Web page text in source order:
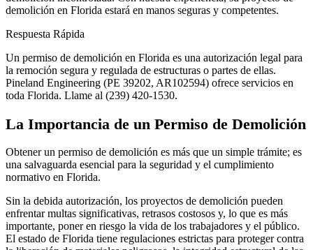
demolición en Florida estará en manos seguras y competentes.
Respuesta Rápida
Un permiso de demolición en Florida es una autorización legal para
la remoción segura y regulada de estructuras o partes de ellas.
Pineland Engineering (PE 39202, AR102594) ofrece servicios en
toda Florida. Llame al (239) 420-1530.
La Importancia de un Permiso de Demolición
Obtener un permiso de demolición es más que un simple trámite; es
una salvaguarda esencial para la seguridad y el cumplimiento
normativo en Florida.
Sin la debida autorización, los proyectos de demolición pueden
enfrentar multas significativas, retrasos costosos y, lo que es más
importante, poner en riesgo la vida de los trabajadores y el público.
El estado de Florida tiene regulaciones estrictas para proteger contra